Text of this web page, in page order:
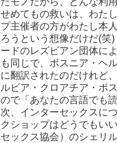
せめてもの救いは、わた
プ主催者の方がわたし本
ろうという想像だけだ(笑
ードのレズビアン団体に
も同じで、ボスニア・ヘ
に翻訳されたのだけれど
ルビア・クロアチア・ボ
ので「あなたの言語でも
次、インターセックスに
クショップはどうでもい
セックス協会）のシェリ